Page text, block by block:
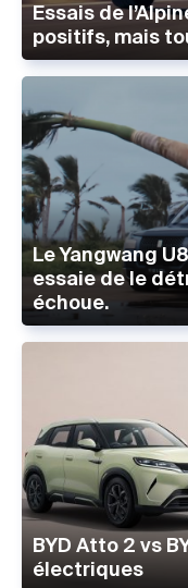
Essais de
positifs, mais
Le Yangwang
essaie de le
échoue.
BYD Atto 2 vs
électriques